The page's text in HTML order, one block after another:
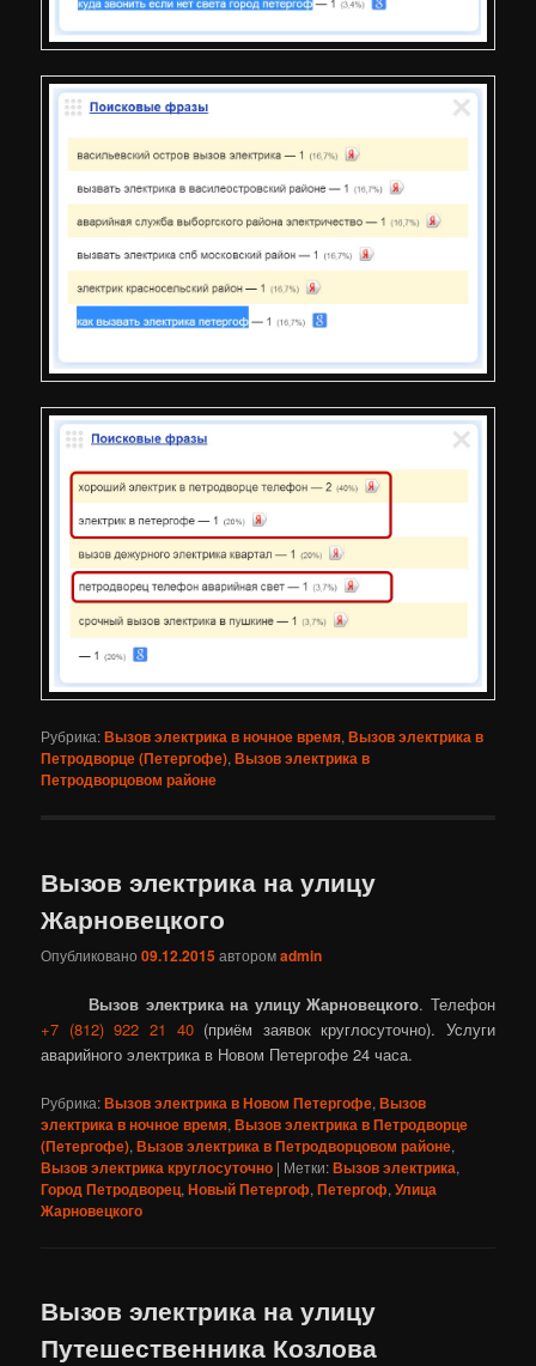
Рубрика:Вызов электрика в ночное время,Вызов электрика в
Петродворце (Петергофе),Вызов электрика в
Петродворцовом районе
Вызов электрика на улицу
Жарновецкого
Опубликовано09.12.2015авторомadmin
Вызов электрика на улицу Жарновецкого. Телефон
+7 (812) 922 21 40(приём заявок круглосуточно). Услуги
аварийного электрика в Новом Петергофе 24 часа.
Рубрика:Вызов электрика в Новом Петергофе,Вызов
электрика в ночное время,Вызов электрика в Петродворце
(Петергофе),Вызов электрика в Петродворцовом районе,
Вызов электрика круглосуточно | Метки:Вызов электрика,
Город Петродворец,Новый Петергоф,Петергоф,Улица
Жарновецкого
Вызов электрика на улицу
Путешественника Козлова